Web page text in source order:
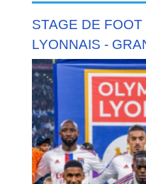
STAGE DE
LYONNAIS -